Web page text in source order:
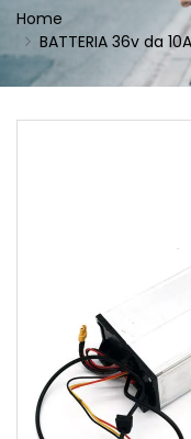
Home
BATTERIA 36v da